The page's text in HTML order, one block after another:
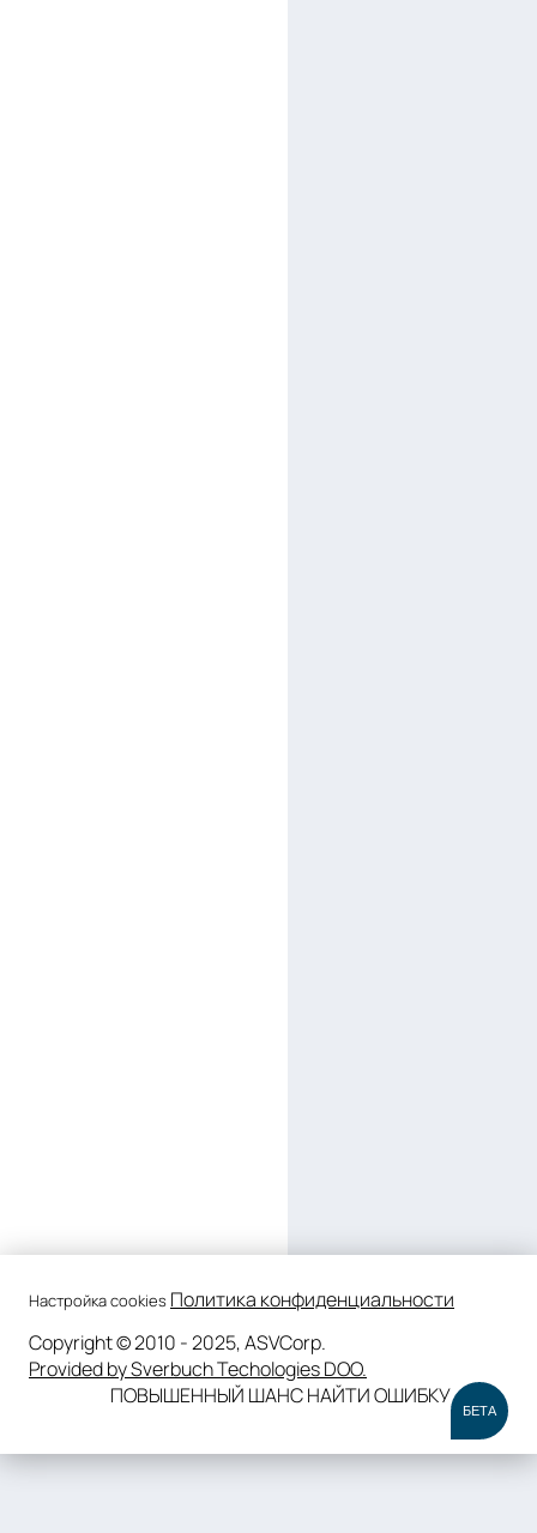
Настройка cookies Политика конфиденциальности
Copyright © 2010 - 2025, ASVCorp.
Provided by Sverbuch Techologies DOO.
ПОВЫШЕННЫЙ ШАНС НАЙТИ ОШИБКУ
БЕТА